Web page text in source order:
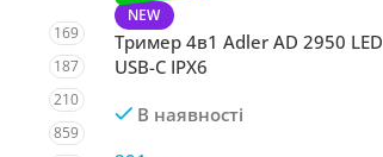
169
187
210
859
NEW
Тример 4в1 Adler AD 2950 LED
USB-C IPX6
В наявності